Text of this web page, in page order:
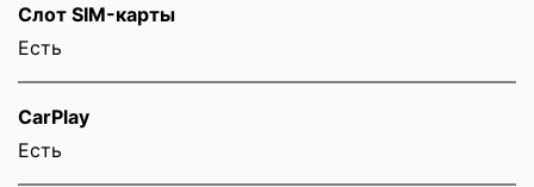
Слот SIM-карты
Eсть
CarPlay
Есть